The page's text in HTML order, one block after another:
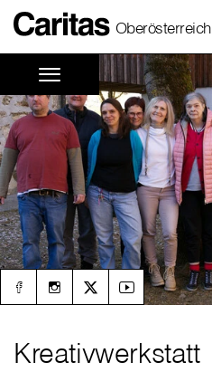
Oberösterreich
Kreativwerkstatt